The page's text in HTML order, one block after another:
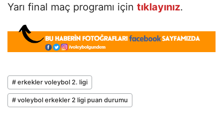
Yarı final maç programı için tıklayınız.
# erkekler voleybol 2. ligi
# voleybol erkekler 2 ligi puan durumu